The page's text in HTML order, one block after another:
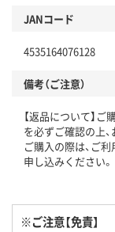
JANコード
4535164076128
備考（ご注意）
【返品について】ご
を必ずご確認の上
ご購入の際は、ご利
申し込みください。
※ご注意【免責】